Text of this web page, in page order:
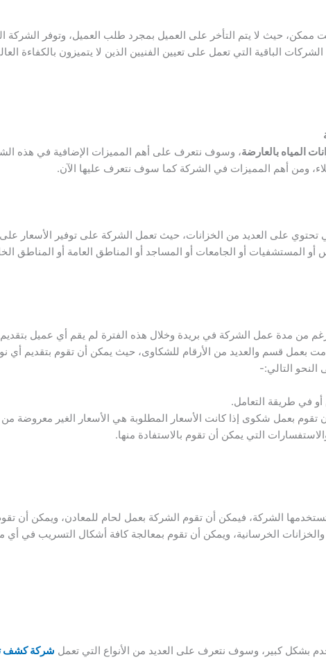
حيث لا يتم التأخر على العميل بمجرد طلب العميل، وتوفر الشركة
الباقية التي تعمل على تعيين الفنيين الذين لا يتميزون بالكفاءة
المياه بالعارضة، وسوف نتعرف على أهم المميزات الإضافية في هذه
ومن أهم المميزات في الشركة كما سوف نتعرف عليها الآن.
على العديد من الخزانات، حيث تعمل الشركة على توفير الأسعار
المستشفيات أو الجامعات أو المساجد أو المناطق العامة أو المناطق
من مدة عمل الشركة في بريدة وخلال هذه الفترة لم يقم أي عميل
بعمل قسم والعديد من الأرقام للشكاوى، حيث يمكن أن تقوم بتقديم أي
النحو التالي:-
في طريقة التعامل.
بعمل شكوى إذا كانت الأسعار المطلوبة هي الأسعار الغير معروضة
التي يمكن أن تقوم بالاستفادة منها.
الشركة، فيمكن أن تقوم الشركة بعمل لحام للمعادن، ويمكن أن
الخرسانية، ويمكن أن تقوم بمعالجة كافة أشكال التسريب في أي
بشكل كبير، وسوف نتعرف على العديد من الأنواع التي تعمل شركة كشف